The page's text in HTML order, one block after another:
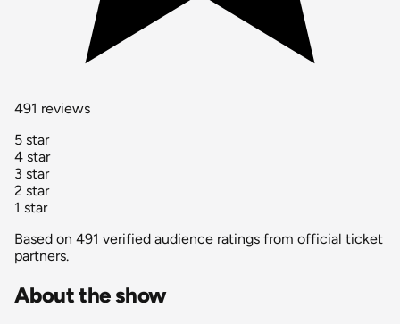
491 reviews
5 star
4 star
3 star
2 star
1 star
Based on 491 verified audience ratings from official ticket
partners.
About the show